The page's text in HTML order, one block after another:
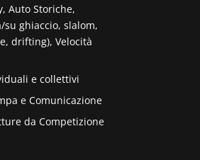
Auto Storiche,
ghiaccio, slalom,
drifting), Velocità
e collettivi
e Comunicazione
da Competizione